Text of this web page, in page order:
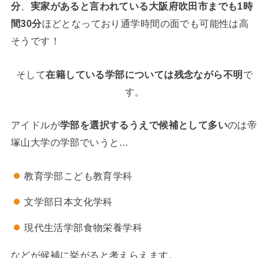
分、 実家があると言われている大阪府吹田市までも1時
間30分ほどとなっており通学時間の面でも可能性は高
そうです！
そして在籍している学部については残念ながら不明 で
す。
アイドルが学部を選択するうえで候補として多いのは帝
塚山大学の学部でいうと…
教育学部こども教育学科
文学部日本文化学科
現代生活学部食物栄養学科
などが候補に挙がると考えらえます。